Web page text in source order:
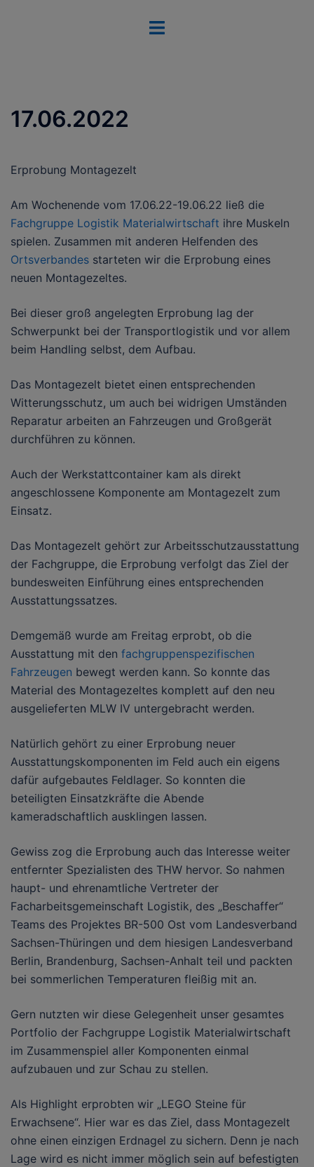
Menü
17.06.2022
Erprobung Montagezelt
Am Wochenende vom 17.06.22-19.06.22 ließ die
Fachgruppe Logistik Materialwirtschaft ihre Muskeln
spielen. Zusammen mit anderen Helfenden des
Ortsverbandes starteten wir die Erprobung eines
neuen Montagezeltes.
Bei dieser groß angelegten Erprobung lag der
Schwerpunkt bei der Transportlogistik und vor allem
beim Handling selbst, dem Aufbau.
Das Montagezelt bietet einen entsprechenden
Witterungsschutz, um auch bei widrigen Umständen
Reparatur arbeiten an Fahrzeugen und Großgerät
durchführen zu können.
Auch der Werkstattcontainer kam als direkt
angeschlossene Komponente am Montagezelt zum
Einsatz.
Das Montagezelt gehört zur Arbeitsschutzausstattung
der Fachgruppe, die Erprobung verfolgt das Ziel der
bundesweiten Einführung eines entsprechenden
Ausstattungssatzes.
Demgemäß wurde am Freitag erprobt, ob die
Ausstattung mit den fachgruppenspezifischen
Fahrzeugen bewegt werden kann. So konnte das
Material des Montagezeltes komplett auf den neu
ausgelieferten MLW IV untergebracht werden.
Natürlich gehört zu einer Erprobung neuer
Ausstattungskomponenten im Feld auch ein eigens
dafür aufgebautes Feldlager. So konnten die
beteiligten Einsatzkräfte die Abende
kameradschaftlich ausklingen lassen.
Gewiss zog die Erprobung auch das Interesse weiter
entfernter Spezialisten des THW hervor. So nahmen
haupt- und ehrenamtliche Vertreter der
Facharbeitsgemeinschaft Logistik, des „Beschaffer“
Teams des Projektes BR-500 Ost vom Landesverband
Sachsen-Thüringen und dem hiesigen Landesverband
Berlin, Brandenburg, Sachsen-Anhalt teil und packten
bei sommerlichen Temperaturen fleißig mit an.
Gern nutzten wir diese Gelegenheit unser gesamtes
Portfolio der Fachgruppe Logistik Materialwirtschaft
im Zusammenspiel aller Komponenten einmal
aufzubauen und zur Schau zu stellen.
Als Highlight erprobten wir „LEGO Steine für
Erwachsene“. Hier war es das Ziel, dass Montagezelt
ohne einen einzigen Erdnagel zu sichern. Denn je nach
Lage wird es nicht immer möglich sein auf befestigten